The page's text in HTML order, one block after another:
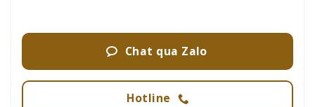
Chat qua Zalo
Hotline